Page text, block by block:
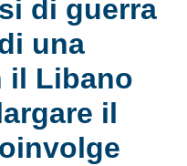
di guerra
una
il Libano
il